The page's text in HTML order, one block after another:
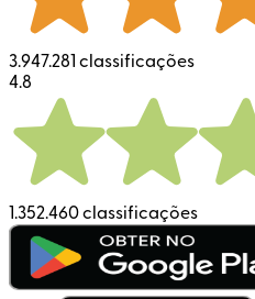
3.947.281 classificações
4.8
1.352.460 classificações